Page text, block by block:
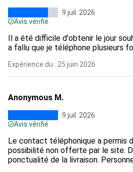
9 juil. 2026
Avis vérifié
Il a été difficile d'obtenir le jour
a fallu que je téléphone plusieurs
Expérience du : 25 juin 2026
Anonymous M.
9 juil. 2026
Avis vérifié
Le contact téléphonique a permis
possibilité non offerte par le site.
ponctualité de la livraison.